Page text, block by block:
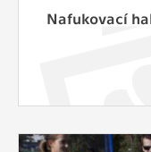
Nafukovací